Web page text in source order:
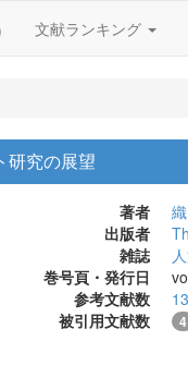
文献ランキング
研究の展望
著者
出版者
雑誌
巻号頁・発行日
参考文献数
被引用文献数
4